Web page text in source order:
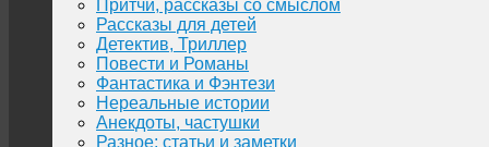
Притчи, рассказы со смыслом
Рассказы для детей
Детектив, Триллер
Повести и Романы
Фантастика и Фэнтези
Нереальные истории
Анекдоты, частушки
Разное: статьи и заметки